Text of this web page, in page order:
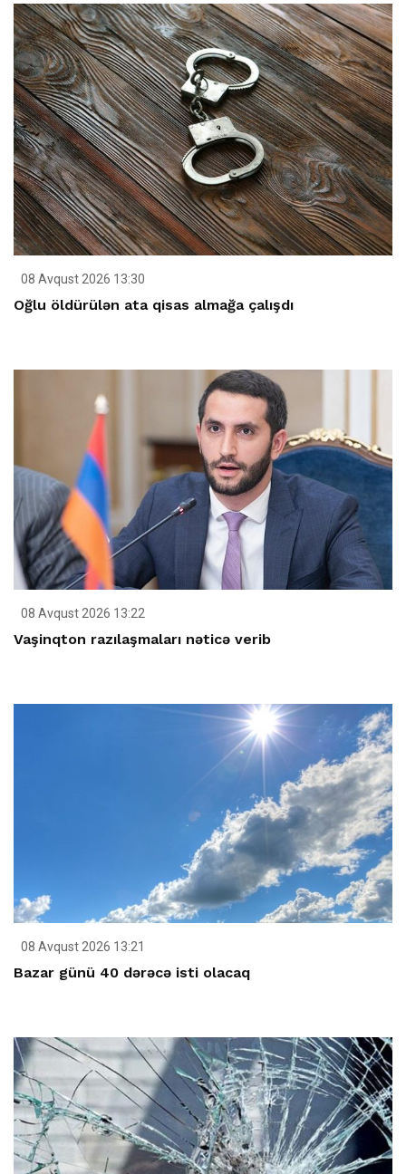
08 Avqust 2026 13:30
Oğlu öldürülən ata qisas almağa çalışdı
08 Avqust 2026 13:22
Vaşinqton razılaşmaları nəticə verib
08 Avqust 2026 13:21
Bazar günü 40 dərəcə isti olacaq